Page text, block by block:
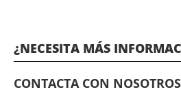
¿NECESITA MÁS
CONTACTA CON NOSOTROS